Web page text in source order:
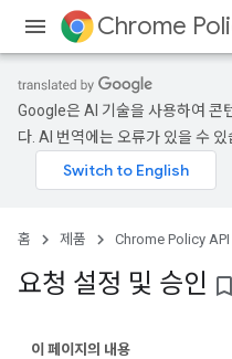
Chrome
Google은 AI 기술을 사용하여 콘
다. AI 번역에는 오류가 있을 수 있
홈 제품 Chrome Policy API
요청 설정 및 승인 bookmark_border
이 페이지의 내용